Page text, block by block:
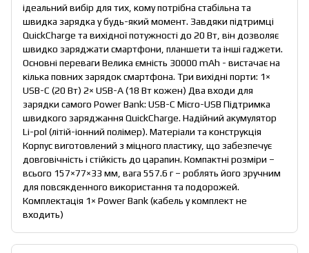
ідеальний вибір для тих, кому потрібна стабільна та
швидка зарядка у будь-який момент. Завдяки підтримці
QuickCharge та вихідної потужності до 20 Вт, він дозволяє
швидко заряджати смартфони, планшети та інші гаджети.
Основні переваги Велика ємність 30000 mAh - вистачає на
кілька повних зарядок смартфона. Три вихідні порти: 1×
USB-C (20 Вт) 2× USB-A (18 Вт кожен) Два входи для
зарядки самого Power Bank: USB-C Micro-USB Підтримка
швидкого заряджання QuickCharge. Надійний акумулятор
Li-pol (літій-іонний полімер). Матеріали та конструкція
Корпус виготовлений з міцного пластику, що забезпечує
довговічність і стійкість до царапин. Компактні розміри –
всього 157×77×33 мм, вага 557.6 г – роблять його зручним
для повсякденного використання та подорожей.
Комплектація 1× Power Bank (кабель у комплект не
входить)